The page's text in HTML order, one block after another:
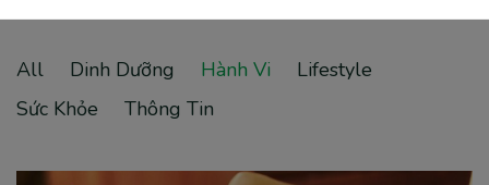
All Dinh Dưỡng Hành Vi
Lifestyle
Sức Khỏe
Thông Tin